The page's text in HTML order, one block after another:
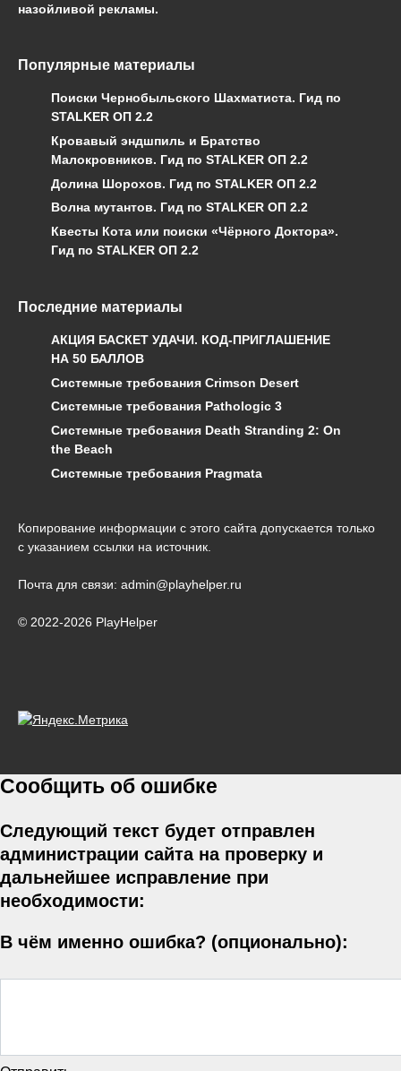
назойливой рекламы.
Популярные материалы
Поиски Чернобыльского Шахматиста. Гид по
STALKER ОП 2.2
Кровавый эндшпиль и Братство
Малокровников. Гид по STALKER ОП 2.2
Долина Шорохов. Гид по STALKER ОП 2.2
Волна мутантов. Гид по STALKER ОП 2.2
Квесты Кота или поиски «Чёрного Доктора».
Гид по STALKER ОП 2.2
Последние материалы
АКЦИЯ БАСКЕТ УДАЧИ. КОД-ПРИГЛАШЕНИЕ
НА 50 БАЛЛОВ
Системные требования Crimson Desert
Системные требования Pathologic 3
Системные требования Death Stranding 2: On
the Beach
Системные требования Pragmata
Копирование информации с этого сайта допускается только
с указанием ссылки на источник.
Почта для связи: admin@playhelper.ru
© 2022-2026 PlayHelper
Сообщить об ошибке
Следующий текст будет отправлен
администрации сайта на проверку и
дальнейшее исправление при
необходимости:
В чём именно ошибка? (опционально):